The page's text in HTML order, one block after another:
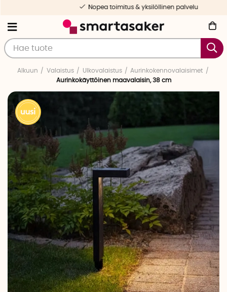
Nopea toimitus & yksilöllinen palvelu
Alkuun Valaistus Ulkovalaistus
Aurinkokennovalaisimet
Aurinkokäyttöinen maavalaisin, 38 cm